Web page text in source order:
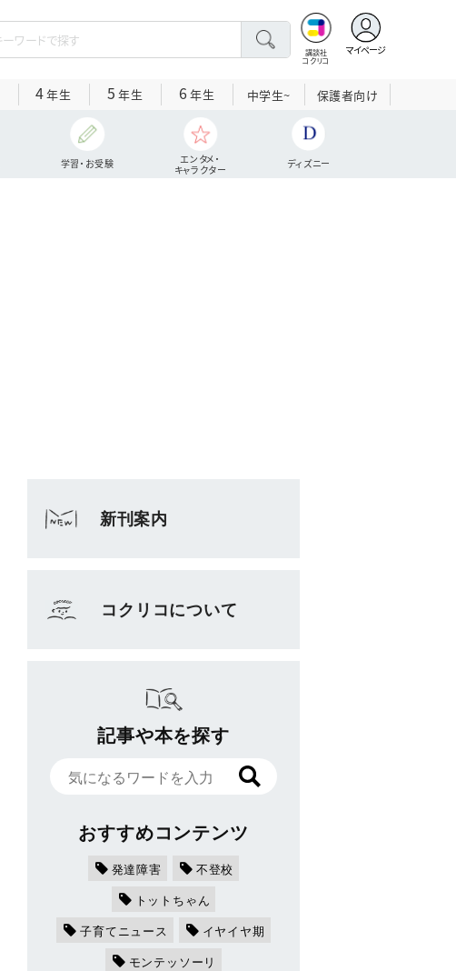
講談社
コクリコ
マイページ
4年生 5 年生 6 年生 中学生~ 保護者向け
学習・お受験
エンタメ・
キャラクター
ディズニー
新刊案内
コクリコについて
記事や本を探す
おすすめコンテンツ
発達障害
不登校
トットちゃん
子育てニュース
イヤイヤ期
モンテッソーリ